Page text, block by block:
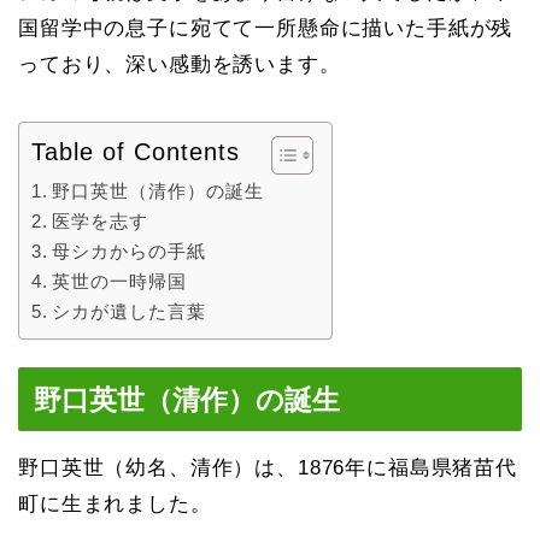
国留学中の息子に宛てて一所懸命に描いた手紙が残
っており、深い感動を誘います。
Table of Contents
野口英世（清作）の誕生
医学を志す
母シカからの手紙
英世の一時帰国
シカが遺した言葉
野口英世（清作）の誕生
野口英世（幼名、清作）は、1876年に福島県猪苗代
町に生まれました。